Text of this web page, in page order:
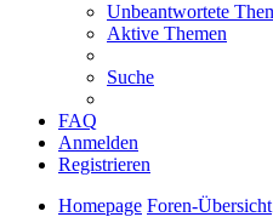
Unbeantwortete
Aktive Themen
Suche
FAQ
Anmelden
Registrieren
Homepage Foren-Übersicht